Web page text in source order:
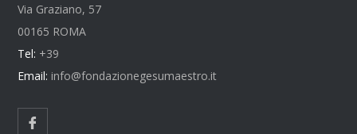
Via Graziano, 57
00165 ROMA
Tel: +39
Email: info@fondazionegesumaestro.it